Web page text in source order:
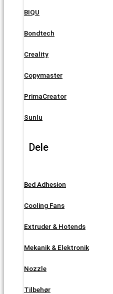
BIQU
Bondtech
Creality
Copymaster
PrimaCreator
Sunlu
Dele
Bed Adhesion
Cooling Fans
Extruder & Hotends
Mekanik & Elektronik
Nozzle
Tilbehør